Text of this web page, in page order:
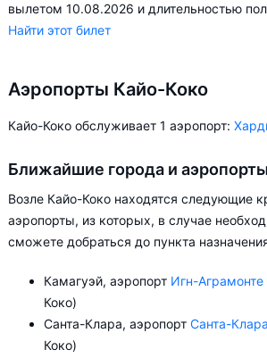
вылетом 10.08.2026 и длительностью
Найти этот билет
Аэропорты Кайо-Коко
Кайо-Коко обслуживает 1 аэропорт:
Ближайшие города и
Возле Кайо-Коко находятся следующие
аэропорты, из которых, в случае
сможете добраться до пункта
Камагуэй, аэропорт Игн-Аграмонте
Коко)
Санта-Клара, аэропорт Санта-Клара
Коко)